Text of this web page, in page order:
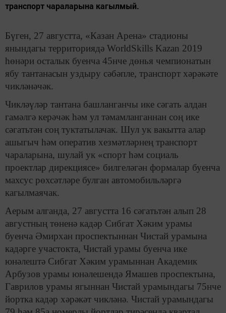
транспорт чараларына кагылмый.
Бүген, 27 августта, «Казан Арена» стадионы
янындагы территориядә WorldSkills Kazan 2019
һөнәри осталык буенча 45нче дөнья чемпионатын
ябу тантанасын уздыру сәбәпле, транспорт хәрәкәте
чикләнәчәк.
Чикләүләр тантана башланганчы ике сәгать алдан
гамәлгә керәчәк һәм ул тәмамланганнан соң ике
сәгатьтән соң туктатылачак. Шул ук вакытта алар
ашыгыч һәм оператив хезмәтләрнең транспорт
чараларына, шулай ук «спорт һәм социаль
проектлар дирекциясе» билгеләгән формалар буенча
махсус рөхсәтләре булган автомобильләргә
кагылмаячак.
Аерым алганда, 27 августта 16 сәгатьтән алып 28
августның төненә кадәр Сибгат Хәким урамы
буенча Әмирхан проспектыннан Чистай урамына
кадәрге участокта, Чистай урамы буенча ике
юнәлештә Сибгат Хәким урамыннан Академик
Арбузов урамы юнәлешендә Ямашев проспектына,
Гаврилов урамы ягыннан Чистай урамындагы 75нче
йортка кадәр хәрәкәт чикләнә. Чистай урамындагы